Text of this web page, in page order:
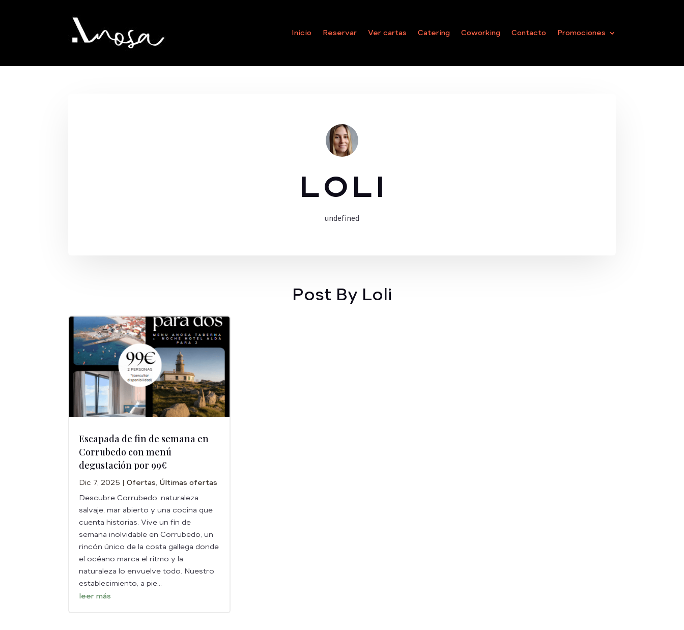
Inicio Reservar Ver cartas Catering Coworking Contacto Promociones
Loli
undefined
Post By Loli
Escapada de fin de semana en
Corrubedo con menú
degustación por 99€
Dic 7, 2025 |Ofertas, Últimas ofertas
Descubre Corrubedo: naturaleza
salvaje, mar abierto y una cocina que
cuenta historias. Vive un fin de
semana inolvidable en Corrubedo, un
rincón único de la costa gallega donde
el océano marca el ritmo y la
naturaleza lo envuelve todo. Nuestro
establecimiento, a pie...
leer más